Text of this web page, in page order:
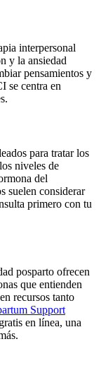
interpersonal
y la ansiedad
pensamientos y
se centra en
para tratar los
niveles de
del
suelen considerar
primero con tu
posparto ofrecen
que entienden
recursos tanto
Support
en línea, una